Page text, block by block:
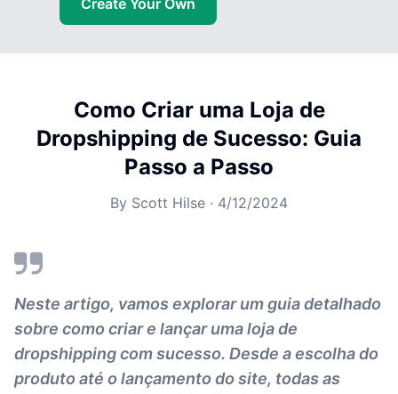
Create Your Own
Como Criar uma Loja de
Dropshipping de Sucesso: Guia
Passo a Passo
By Scott Hilse · 4/12/2024
Neste artigo, vamos explorar um guia detalhado
sobre como criar e lançar uma loja de
dropshipping com sucesso. Desde a escolha do
produto até o lançamento do site, todas as